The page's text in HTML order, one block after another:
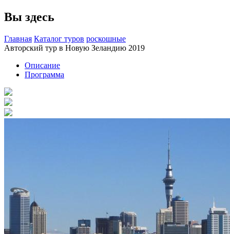
Вы здесь
Главная Каталог туров роскошные
Авторский тур в Новую Зеландию 2019
Описание
Программа